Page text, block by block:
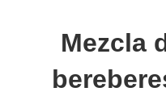
Mezcla